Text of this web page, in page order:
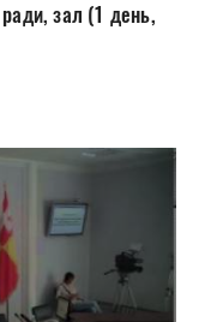
ради, зал (1 день,